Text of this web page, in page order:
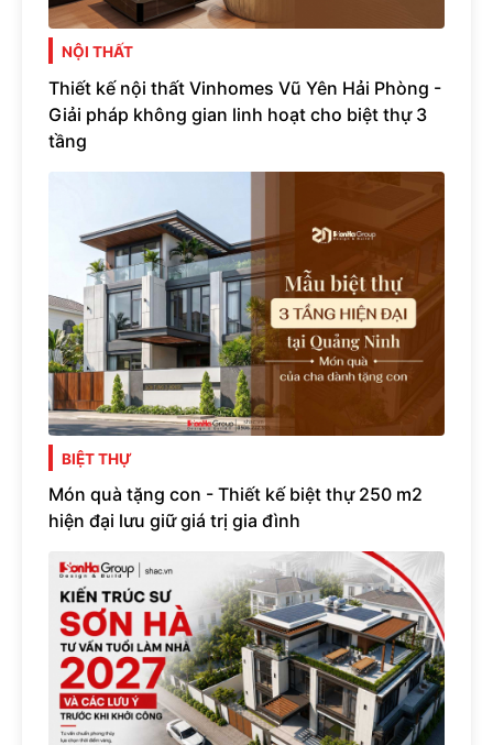
NỘI THẤT
Thiết kế nội thất Vinhomes Vũ Yên Hải Phòng -
Giải pháp không gian linh hoạt cho biệt thự 3
tầng
BIỆT THỰ
Món quà tặng con - Thiết kế biệt thự 250 m2
hiện đại lưu giữ giá trị gia đình